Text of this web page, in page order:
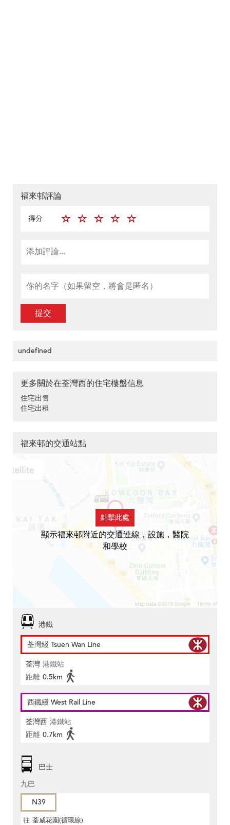
福來邨評論
得分
提交
undefined
更多關於在荃灣西的住宅樓盤信息
住宅出售
住宅出租
福來邨的交通站點
點擊此處
顯示福來邨附近的交通連線，設施，醫院
和學校
港鐵
荃灣綫 Tsuen Wan Line
荃灣 港鐵站
距離 0.5km
西鐵綫 West Rail Line
荃灣西 港鐵站
距離 0.7km
巴士
九巴
N39
往 荃威花園(循環線)